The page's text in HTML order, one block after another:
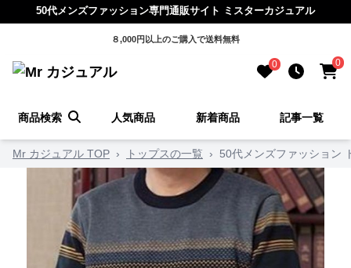
50代メンズファッション専門通販サイト ミスターカジュアル
８,000円以上のご購入で送料無料
0 0
商品検索 人気商品 新着商品 記事一覧
Mr カジュアル TOP › トップスの一覧 › 50代メンズファッション